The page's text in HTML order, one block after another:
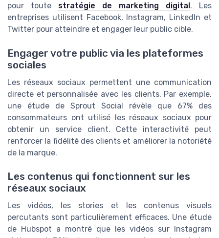
pour toute stratégie de marketing digital . Les
entreprises utilisent Facebook, Instagram, LinkedIn et
Twitter pour atteindre et engager leur public cible.
Engager votre public via les plateformes
sociales
Les réseaux sociaux permettent une communication
directe et personnalisée avec les clients. Par exemple,
une étude de Sprout Social révèle que 67% des
consommateurs ont utilisé les réseaux sociaux pour
obtenir un service client. Cette interactivité peut
renforcer la fidélité des clients et améliorer la notoriété
de la marque.
Les contenus qui fonctionnent sur les
réseaux sociaux
Les vidéos, les stories et les contenus visuels
percutants sont particulièrement efficaces. Une étude
de Hubspot a montré que les vidéos sur Instagram